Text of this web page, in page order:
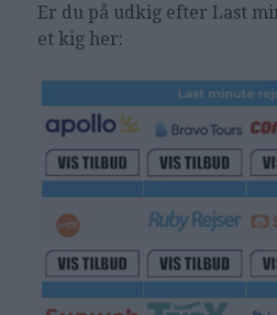
Er du på udkig efter Last
et kig her: